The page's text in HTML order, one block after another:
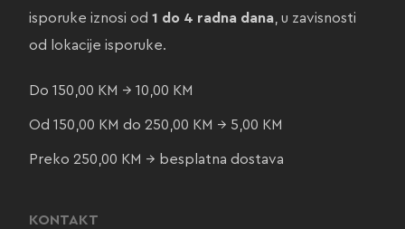
isporuke iznosi od 1 do 4 radna dana, u zavisnosti
od lokacije isporuke.
Do 150,00 KM → 10,00 KM
Od 150,00 KM do 250,00 KM → 5,00 KM
Preko 250,00 KM → besplatna dostava
KONTAKT